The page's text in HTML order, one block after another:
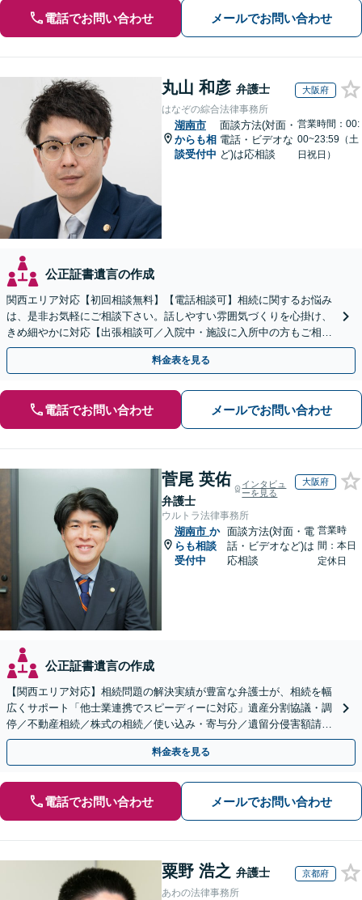
電話でお問い合わせ メールでお問い合わせ
丸山 和彦 弁護士 大阪府
はなぞの綜合法律事務所
湖南市
からも相
談受付中
面談方法(対面・
電話・ビデオな
ど)は応相談
営業時間：00:
00~23:59（土
日祝日）
公正証書遺言の作成
関西エリア対応【初回相談無料】【電話相談可】相続に関するお悩み
は、是非お気軽にご相談下さい。話しやすい雰囲気づくりを心掛け、
きめ細やかに対応【出張相談可／入院中・施設に入所中の方もご相談
ください】【車いす利用可】
料金表を見る
電話でお問い合わせ メールでお問い合わせ
菅尾 英佑
弁護士
インタビュ
ーを見る
大阪府
ウルトラ法律事務所
湖南市 か
らも相談
受付中
面談方法(対面・電
話・ビデオなど)は
応相談
営業時
間：本日
定休日
公正証書遺言の作成
【関西エリア対応】相続問題の解決実績が豊富な弁護士が、相続を幅
広くサポート「他士業連携でスピーディーに対応」遺産分割協議・調
停／不動産相続／株式の相続／使い込み・寄与分／遺留分侵害額請求
／相続放棄（借金の相続）／遺言書作成
料金表を見る
電話でお問い合わせ メールでお問い合わせ
粟野 浩之 弁護士 京都府
あわの法律事務所